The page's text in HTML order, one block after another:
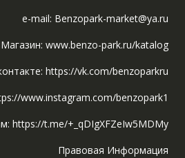
e-mail: Benzopark-market@ya.ru
Магазин: www.benzo-park.ru/katalog
https://vk.com/benzoparkru
www.instagram.com/benzopark1
https://t.me/+_qDIgXFZeIw5MDMy
Правовая Информация